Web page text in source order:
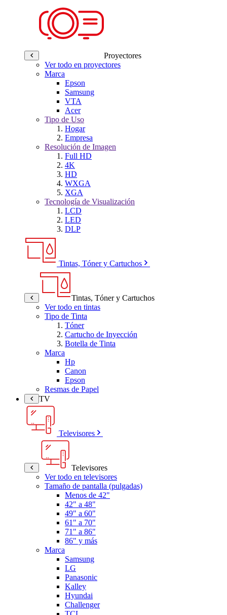
Proyectores
Ver todo en proyectores
Marca
Epson
Samsung
VTA
Acer
Tipo de Uso
Hogar
Empresa
Resolución de Imagen
Full HD
4K
HD
WXGA
XGA
Tecnología de Visualización
LCD
LED
DLP
Tintas, Tóner y Cartuchos
Tintas, Tóner y Cartuchos
Ver todo en tintas
Tipo de Tinta
Tóner
Cartucho de Inyección
Botella de Tinta
Marca
Hp
Canon
Epson
Resmas de Papel
TV
Televisores
Televisores
Ver todo en televisores
Tamaño de pantalla (pulgadas)
Menos de 42"
42" a 48"
49" a 60"
61" a 70"
71" a 86"
86" y más
Marca
Samsung
LG
Panasonic
Kalley
Hyundai
Challenger